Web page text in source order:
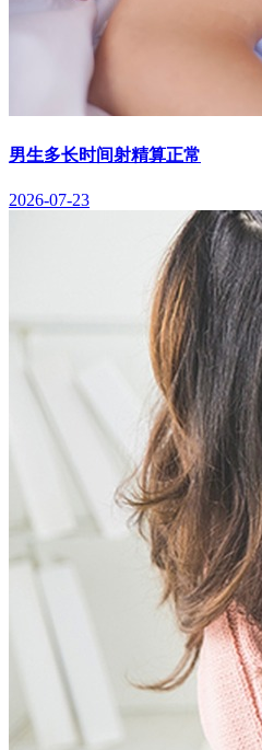
男生多长时间射精算正常
2026-07-23